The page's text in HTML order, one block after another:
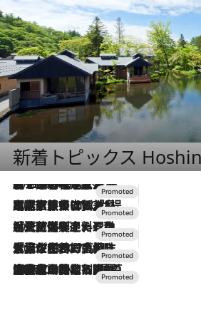
新着トピックス
2026.8.7
【トンボの足水浴】ヒノキの香りに包まれて涼感マックス！約13℃の湧水かけ流しを避暑地「星野温泉 トンボの湯」で体験
2026.7.31
【ホテル帰省】という選択肢をOMOが提案。家族とほどよい距離を保つには「昼は実家、夜は気兼ねなくホテルで！」
2026.7.24
【夏限定ディナーコース】旬を迎える稚鮎や花ズッキーニなどをイタリア・トスカーナの郷土料理の手法で満喫！
2026.7.17
「土佐和ハーブかき氷」がOMO7高知に登場！生姜、山椒、大葉など目にも舌にも涼を呼ぶ郷土の味
2026.7.10
NEW OPEN！【界 草津】名湯の地に誕生。趣の異なる2種の温泉と上州ならではの会席・蕎麦割烹など美食を味わう究極の癒やし旅